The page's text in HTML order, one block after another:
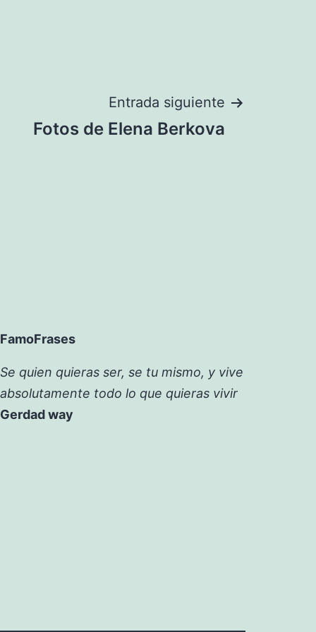
Entrada siguiente
Fotos de Elena Berkova
FamoFrases
Se quien quieras ser, se tu mismo, y vive
absolutamente todo lo que quieras vivir
Gerdad way